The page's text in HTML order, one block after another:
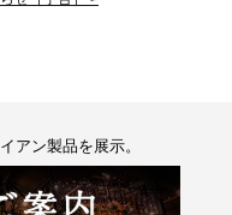
アン製品を展示。